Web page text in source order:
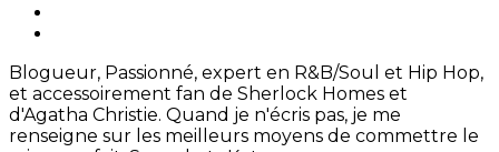
Blogueur, Passionné, expert en R&B/Soul et Hip Hop,
et accessoirement fan de Sherlock Homes et
d'Agatha Christie. Quand je n'écris pas, je me
renseigne sur les meilleurs moyens de commettre le